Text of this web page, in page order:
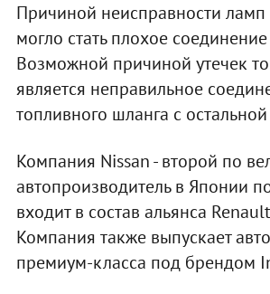
Причиной неисправности ламп
могло стать плохое
Возможной причиной утечек
является неправильное
топливного шланга с
Компания Nissan - второй по
автопроизводитель в Японии
входит в состав альянса
Компания также выпускает
премиум-класса под брендом